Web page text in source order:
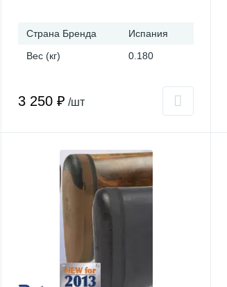
Страна Бренда
Испания
Вес (кг)
0.180
3 250 ₽ /шт